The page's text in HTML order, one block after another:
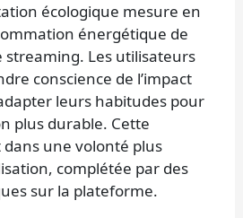
écologique mesure en
énergétique de
streaming. Les utilisateurs
conscience de l’impact
leurs habitudes pour
plus durable. Cette
dans une volonté plus
complétée par des
sur la plateforme.